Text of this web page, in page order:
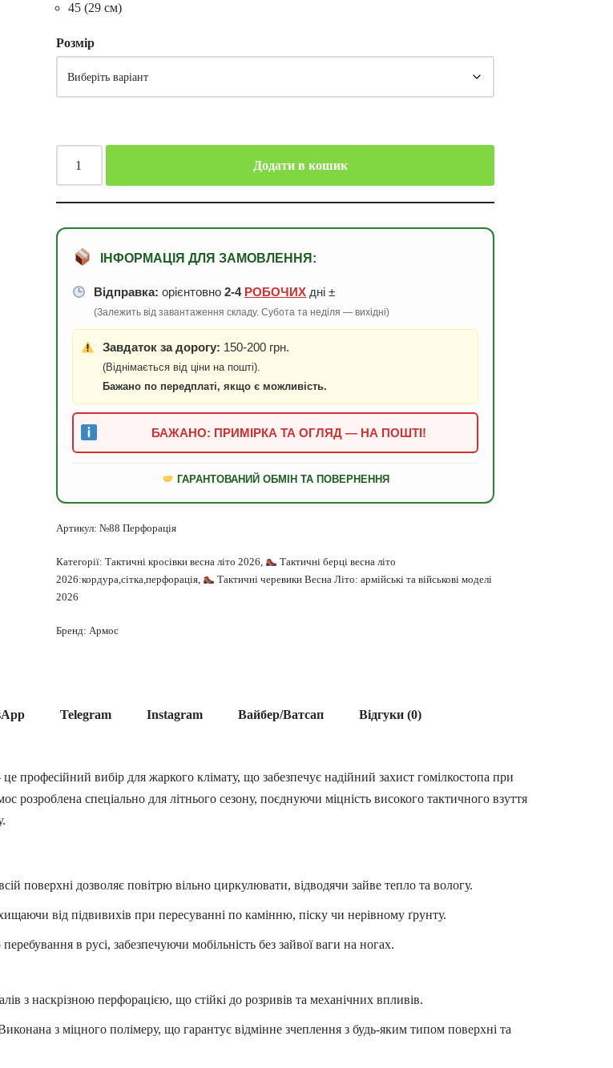
45 (29 см)
Розмір
Додати в кошик
ІНФОРМАЦІЯ ДЛЯ ЗАМОВЛЕННЯ:
Відправка: орієнтовно2-4 РОБОЧИХ дні ±
(Залежить від завантаження складу. Субота та неділя — вихідні)
Завдаток за дорогу: 150-200 грн.
(Віднімається від ціни на пошті).
Бажано по передплаті, якщо є можливість.
БАЖАНО: ПРИМІРКА ТА ОГЛЯД — НА ПОШТІ!
ГАРАНТОВАНИЙ ОБМІН ТА ПОВЕРНЕННЯ
Артикул:№88 Перфорація
Категорії:Тактичні кросівки весна літо 2026,
Тактичні берці весна літо
2026:кордура,сітка,перфорація,
Тактичні черевики Весна Літо: армійські та військові моделі
2026
Бренд:Армос
Telegram Instagram Вайбер/Ватсап Відгуки (0)
професійний вибір для жаркого клімату, що забезпечує надійний захист гомілкостопа при
розроблена спеціально для літнього сезону, поєднуючи міцність високого тактичного взуття
поверхні дозволяє повітрю вільно циркулювати, відводячи зайве тепло та вологу.
від підвивихів при пересуванні по камінню, піску чи нерівному ґрунту.
в русі, забезпечуючи мобільність без зайвої ваги на ногах.
з наскрізною перфорацією, що стійкі до розривів та механічних впливів.
з міцного полімеру, що гарантує відмінне зчеплення з будь-яким типом поверхні та